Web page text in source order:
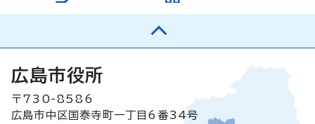
広島市役所
〒730-8586
広島市中区国泰寺町一丁目6番34号